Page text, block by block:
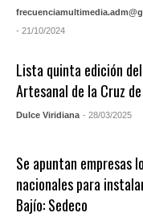
- 21/10/2024
Lista quinta edición
Artesanal de la Cruz
Dulce Viridiana - 28/03/2025
Se apuntan empresas
nacionales para
Bajío: Sedeco